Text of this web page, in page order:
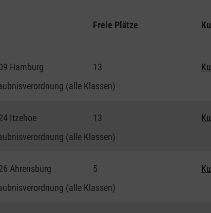
Freie Plätze
Hamburg 13
(alle Klassen)
Itzehoe 13
(alle Klassen)
Ahrensburg 5
(alle Klassen)